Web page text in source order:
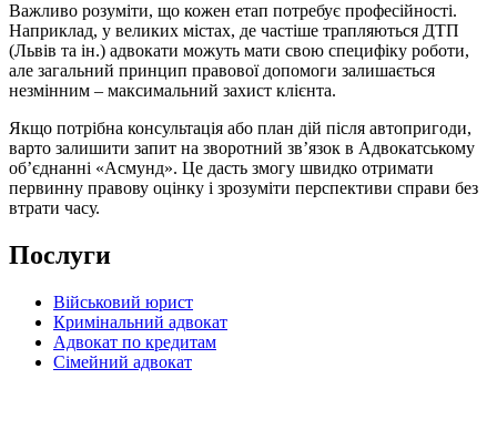
Важливо розуміти, що кожен етап потребує професійності.
Наприклад, у великих містах, де частіше трапляються ДТП
(Львів та ін.) адвокати можуть мати свою специфіку роботи,
але загальний принцип правової допомоги залишається
незмінним – максимальний захист клієнта.
Якщо потрібна консультація або план дій після автопригоди,
варто залишити запит на зворотний зв’язок в Адвокатському
об’єднанні «Асмунд». Це дасть змогу швидко отримати
первинну правову оцінку і зрозуміти перспективи справи без
втрати часу.
Послуги
Військовий юрист
Кримінальний адвокат
Адвокат по кредитам
Сімейний адвокат